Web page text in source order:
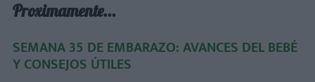
Proximamente...
SEMANA 35 DE EMBARAZO: AVANCES DEL BEBÉ
Y CONSEJOS ÚTILES